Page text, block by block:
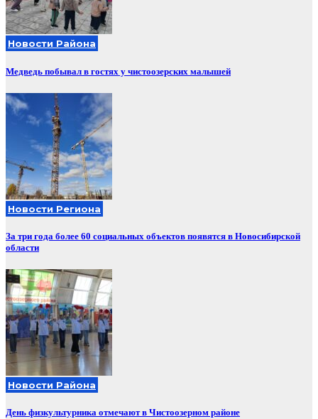
Новости Района
Медведь побывал в гостях у чистоозерских малышей
Новости Региона
За три года более 60 социальных объектов появятся в Новосибирской
области
Новости Района
День физкультурника отмечают в Чистоозерном районе